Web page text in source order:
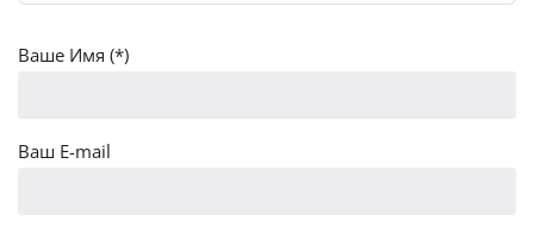
Ваше Имя (*)
Ваш E-mail